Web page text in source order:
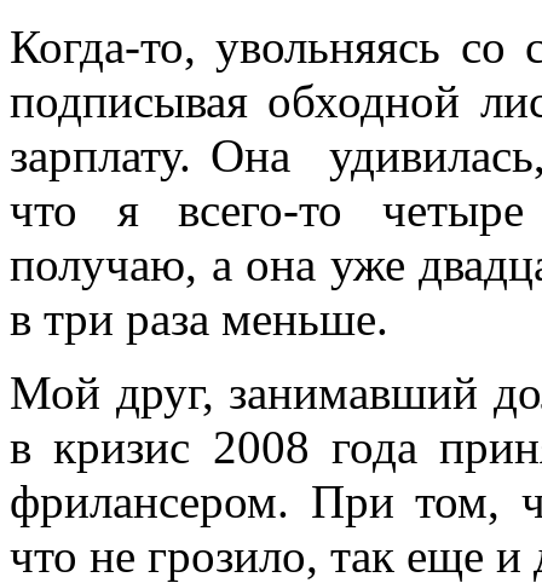
Когда-то, увольняясь со
подписывая обходной
зарплату. Она
что я всего-то
получаю, а она уже
в три раза меньше.
Мой друг, занимавший
в кризис 2008 года
фрилансером. При том,
что не грозило, так еще и